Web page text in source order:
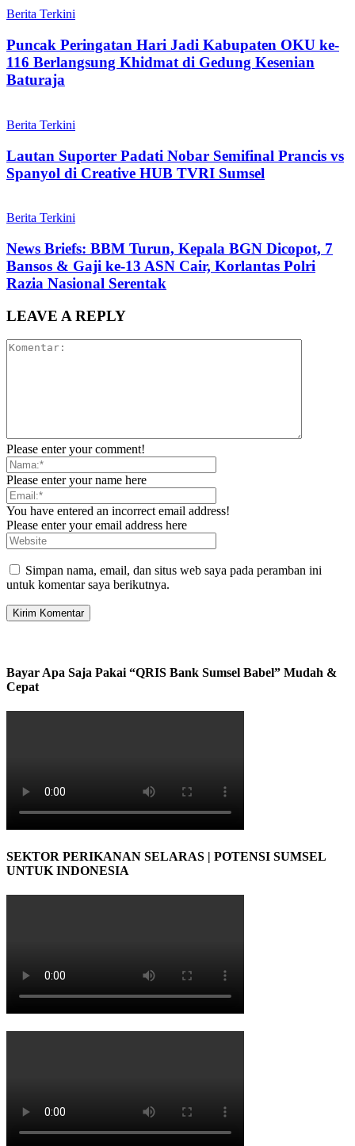
Berita Terkini
Puncak Peringatan Hari Jadi Kabupaten OKU ke-
116 Berlangsung Khidmat di Gedung Kesenian
Baturaja
Berita Terkini
Lautan Suporter Padati Nobar Semifinal Prancis vs
Spanyol di Creative HUB TVRI Sumsel
Berita Terkini
News Briefs: BBM Turun, Kepala BGN Dicopot, 7
Bansos & Gaji ke-13 ASN Cair, Korlantas Polri
Razia Nasional Serentak
LEAVE A REPLY
Please enter your comment!
Please enter your name here
You have entered an incorrect email address!
Please enter your email address here
Simpan nama, email, dan situs web saya pada peramban ini
untuk komentar saya berikutnya.
Bayar Apa Saja Pakai “QRIS Bank Sumsel Babel” Mudah &
Cepat
SEKTOR PERIKANAN SELARAS | POTENSI SUMSEL
UNTUK INDONESIA